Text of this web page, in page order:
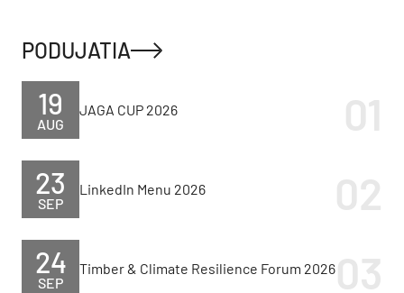
PODUJATIA
AUG
19 JAGA CUP 2026
SEP
23 LinkedIn Menu 2026
SEP
24 Timber & Climate Resilience Forum 2026